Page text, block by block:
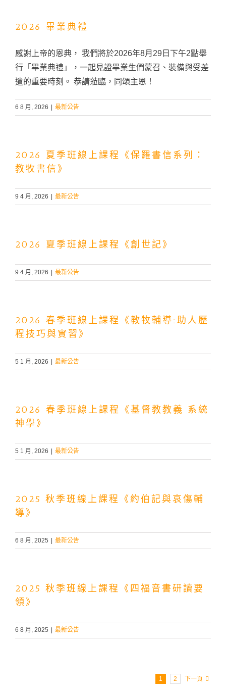
2026 畢業典禮
感謝上帝的恩典， 我們將於2026年8月29日下午2點舉
行「畢業典禮」，一起見證畢業生們蒙召、裝備與受差
遣的重要時刻。 恭請蒞臨，同頌主恩！
6 8 月, 2026 最新公告
2026 夏季班線上課程《保羅書信系列：
教牧書信》
9 4 月, 2026 最新公告
2026 夏季班線上課程《創世記》
9 4 月, 2026 最新公告
2026 春季班線上課程《教牧輔導:助人歷
程技巧與實習》
5 1 月, 2026 最新公告
2026 春季班線上課程《基督教教義 系統
神學》
5 1 月, 2026 最新公告
2025 秋季班線上課程《約伯記與哀傷輔
導》
6 8 月, 2025 最新公告
2025 秋季班線上課程《四福音書研讀要
領》
6 8 月, 2025 最新公告
1 2 下一頁